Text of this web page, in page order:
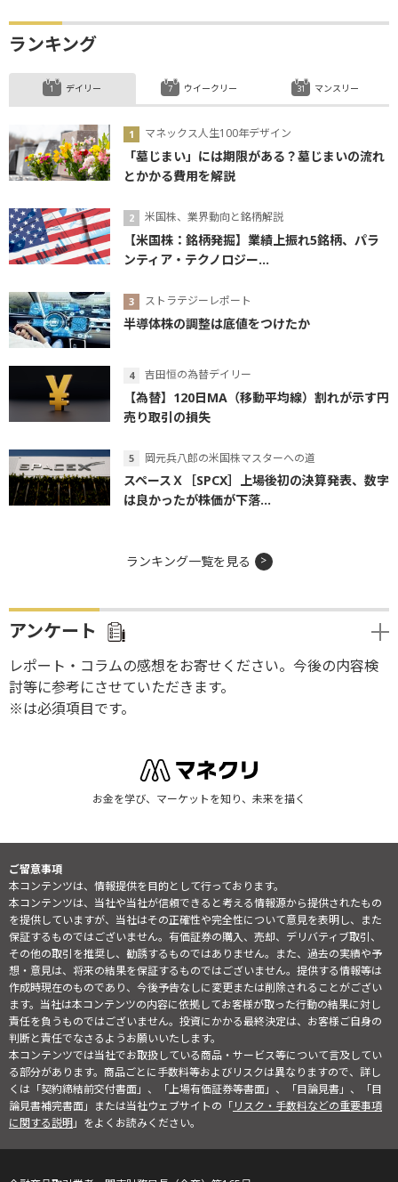
ランキング
デイリー
マネックス人生100年デザイン
「墓じまい」には期限がある？墓じまいの流れ
とかかる費用を解説
米国株、業界動向と銘柄解説
【米国株：銘柄発掘】業績上振れ5銘柄、パラ
ンティア・テクノロジー...
ストラテジーレポート
半導体株の調整は底値をつけたか
吉田恒の為替デイリー
【為替】120日MA（移動平均線）割れが示す円
売り取引の損失
岡元兵八郎の米国株マスターへの道
スペースＸ［SPCX］上場後初の決算発表、数字
は良かったが株価が下落...
ウイークリー マンスリー
ランキング一覧を見る
アンケート
レポート・コラムの感想をお寄せください。今後の内容検
討等に参考にさせていただきます。
※は必須項目です。
お金を学び、マーケットを知り、未来を描く
ご留意事項
本コンテンツは、情報提供を目的として行っております。
本コンテンツは、当社や当社が信頼できると考える情報源から提供されたもの
を提供していますが、当社はその正確性や完全性について意見を表明し、また
保証するものではございません。有価証券の購入、売却、デリバティブ取引、
その他の取引を推奨し、勧誘するものではありません。また、過去の実績や予
想・意見は、将来の結果を保証するものではございません。提供する情報等は
作成時現在のものであり、今後予告なしに変更または削除されることがござい
ます。当社は本コンテンツの内容に依拠してお客様が取った行動の結果に対し
責任を負うものではございません。投資にかかる最終決定は、お客様ご自身の
判断と責任でなさるようお願いいたします。
本コンテンツでは当社でお取扱している商品・サービス等について言及してい
る部分があります。商品ごとに手数料等およびリスクは異なりますので、詳し
くは「契約締結前交付書面」、「上場有価証券等書面」、「目論見書」、「目
論見書補完書面」または当社ウェブサイトの「リスク・手数料などの重要事項
に関する説明」をよくお読みください。